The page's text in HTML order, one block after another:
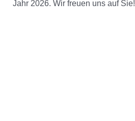
Jahr 2026. Wir freuen uns auf Sie!